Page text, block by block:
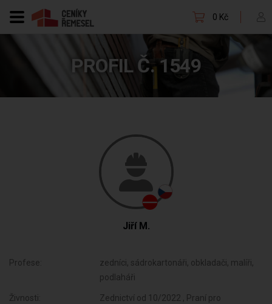
0 Kč
PROFIL Č. 1549
Jiří M.
Profese:
zedníci, sádrokartonáři, obkladači, malíři,
podlaháři
Živnosti:
Zednictví od 10/2022 , Praní pro